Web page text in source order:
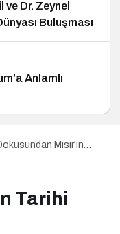
ve Dr. Zeynel
Buluşması
Anlamlı
Mısır’ın
Tarihi